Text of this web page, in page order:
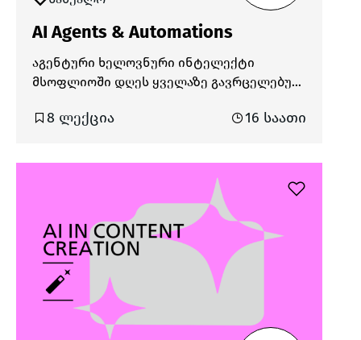
AI Agents & Automations
აგენტური ხელოვნური ინტელექტი
მსოფლიოში დღეს ყველაზე გავრცელებულ
ის შექმნილია იმისთვის, რომ იმოქმედოს
გადაწყვეტილებები ადამიანის
მინიმალური ჩარევით. ანუ, მას შეუძლია
შეასრულოს კომპლექსური ამოცანები,
როგორიცაა დაგეგმვა, პრობლემის
გადაჭრა და კომუნიკაცია. AI აგენტები და
no-code ავტომატიზაცია საშუალებას
გვაძლევს, შევქმნათ სისტემები,
რომლებიც აზროვნებენ, მოქმედებენ და
რეაგირებენ ცვლად, დინამიურ გარემოზე.
კურსის დასრულების შემდეგ სტუდენტები
8 ლექცია 16 საათი